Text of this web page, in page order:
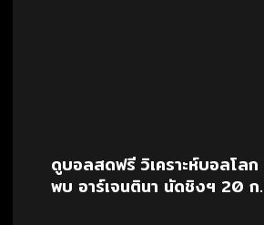
ดูบอลสดฟรี วิเคราะห์บอลโล
พบ อาร์เจนตินา นัดชิงฯ 20 ก